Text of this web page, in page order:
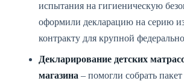
испытания на гигиеническую
оформили декларацию на серию
контракту для крупной
Декларирование детских
магазина – помогли собрать